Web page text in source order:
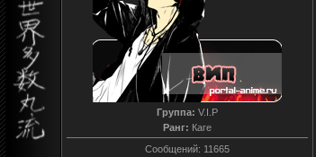
Группа: V.I.P
Ранг: Каге
Сообщений: 11665